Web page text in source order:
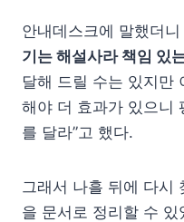
안내데스크에 말했더니
기는 해설사라 책임 있
달해 드릴 수는 있지만
해야 더 효과가 있으니
를 달라”고 했다.
그래서 나흘 뒤에 다시
을 문서로 정리할 수